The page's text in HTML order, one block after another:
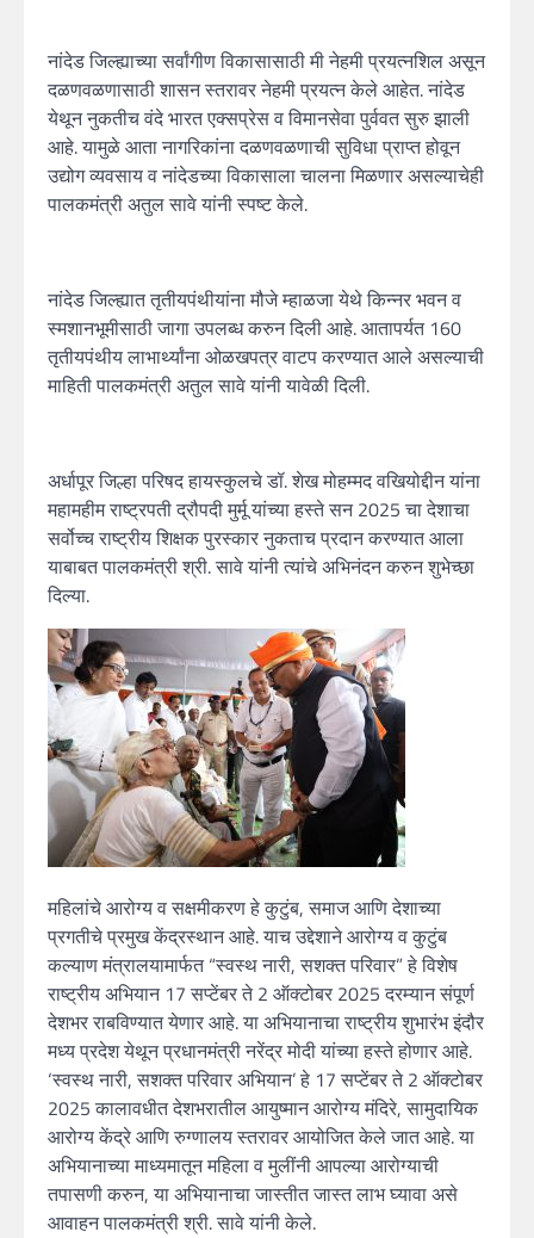
नांदेड जिल्ह्याच्या सर्वांगीण विकासासाठी मी नेहमी प्रयत्नशिल असून
दळणवळणासाठी शासन स्तरावर नेहमी प्रयत्न केले आहेत. नांदेड
येथून नुकतीच वंदे भारत एक्सप्रेस व विमानसेवा पुर्ववत सुरु झाली
आहे. यामुळे आता नागरिकांना दळणवळणाची सुविधा प्राप्त होवून
उद्योग व्यवसाय व नांदेडच्या विकासाला चालना मिळणार असल्याचेही
पालकमंत्री अतुल सावे यांनी स्पष्ट केले.
नांदेड जिल्ह्यात तृतीयपंथीयांना मौजे म्हाळजा येथे किन्नर भवन व
स्मशानभूमीसाठी जागा उपलब्ध करुन दिली आहे. आतापर्यत 160
तृतीयपंथीय लाभार्थ्यांना ओळखपत्र वाटप करण्यात आले असल्याची
माहिती पालकमंत्री अतुल सावे यांनी यावेळी दिली.
अर्धापूर जिल्हा परिषद हायस्कुलचे डॉ. शेख मोहम्मद वखियोद्दीन यांना
महामहीम राष्ट्रपती द्रौपदी मुर्मू यांच्या हस्ते सन 2025 चा देशाचा
सर्वोच्च राष्ट्रीय शिक्षक पुरस्कार नुकताच प्रदान करण्यात आला
याबाबत पालकमंत्री श्री. सावे यांनी त्यांचे अभिनंदन करुन शुभेच्छा
दिल्या.
महिलांचे आरोग्य व सक्षमीकरण हे कुटुंब, समाज आणि देशाच्या
प्रगतीचे प्रमुख केंद्रस्थान आहे. याच उद्देशाने आरोग्य व कुटुंब
कल्याण मंत्रालयामार्फत “स्वस्थ नारी, सशक्त परिवार” हे विशेष
राष्ट्रीय अभियान 17 सप्टेंबर ते 2 ऑक्टोबर 2025 दरम्यान संपूर्ण
देशभर राबविण्यात येणार आहे. या अभियानाचा राष्ट्रीय शुभारंभ इंदौर
मध्य प्रदेश येथून प्रधानमंत्री नरेंद्र मोदी यांच्या हस्ते होणार आहे.
‘स्वस्थ नारी, सशक्त परिवार अभियान’ हे 17 सप्टेंबर ते 2 ऑक्टोबर
2025 कालावधीत देशभरातील आयुष्मान आरोग्य मंदिरे, सामुदायिक
आरोग्य केंद्रे आणि रुग्णालय स्तरावर आयोजित केले जात आहे. या
अभियानाच्या माध्यमातून महिला व मुलींनी आपल्या आरोग्याची
तपासणी करुन, या अभियानाचा जास्तीत जास्त लाभ घ्यावा असे
आवाहन पालकमंत्री श्री. सावे यांनी केले.